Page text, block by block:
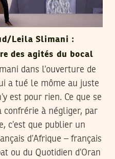
Leila Slimani :
des agités du bocal
dans l’ouverture de
a tué le môme au juste
est pour rien. Ce que se
à négliger, par
c’est que publier un
d’Afrique – français
ou du Quotidien d’Oran